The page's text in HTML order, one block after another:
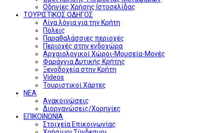
Οδηγίες Χρήσης Ιστοσελίδας
ΤΟΥΡΙΣΤΙΚΟΣ ΟΔΗΓΟΣ
Λίγα λόγια για την Κρήτη
Πόλεις
Παραθαλάσσιες περιοχές
Περιοχές στην ενδοχώρα
Αρχαιολογικοί Χώροι-Μουσεία-Μονές
Φαράγγια Δυτικής Κρήτης
Ξενοδοχεία στην Κρήτη
Videos
Τουριστικοί Χάρτες
ΝΕΑ
Ανακοινώσεις
Διοργανώσεις/Χορηγίες
ΕΠΙΚΟΙΝΩΝΙΑ
Στοιχεία Επικοινωνίας